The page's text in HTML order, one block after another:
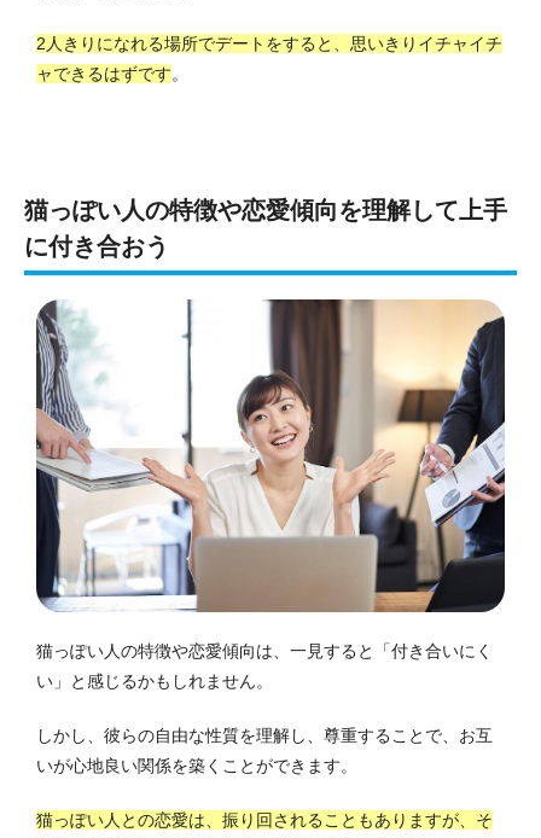
2人きりになれる場所でデートをすると、思いきりイチャイチ
ャできるはずです。
猫っぽい人の特徴や恋愛傾向を理解して上手
に付き合おう
猫っぽい人の特徴や恋愛傾向は、一見すると「付き合いにく
い」と感じるかもしれません。
しかし、彼らの自由な性質を理解し、尊重することで、お互
いが心地良い関係を築くことができます。
猫っぽい人との恋愛は、振り回されることもありますが、そ